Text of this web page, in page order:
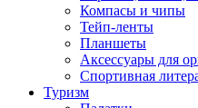
Компасы и чипы
Тейп-ленты
Планшеты
Аксессуары для
Спортивная
Туризм